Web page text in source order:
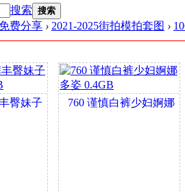
搜索 搜索
免费分享 › 2021-2025街拍模拍套图 ›
妹子
760 谨慎白裤少妇婀娜